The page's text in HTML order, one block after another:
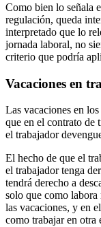
Como bien lo señala
regulación, queda
interpretado que lo
jornada laboral, no
criterio que podría
Vacaciones en
Las vacaciones en
que en el contrato de
el trabajador
El hecho de que el
el trabajador tenga
tendrá derecho a
solo que como labora
las vacaciones, y en
como trabajar en otra